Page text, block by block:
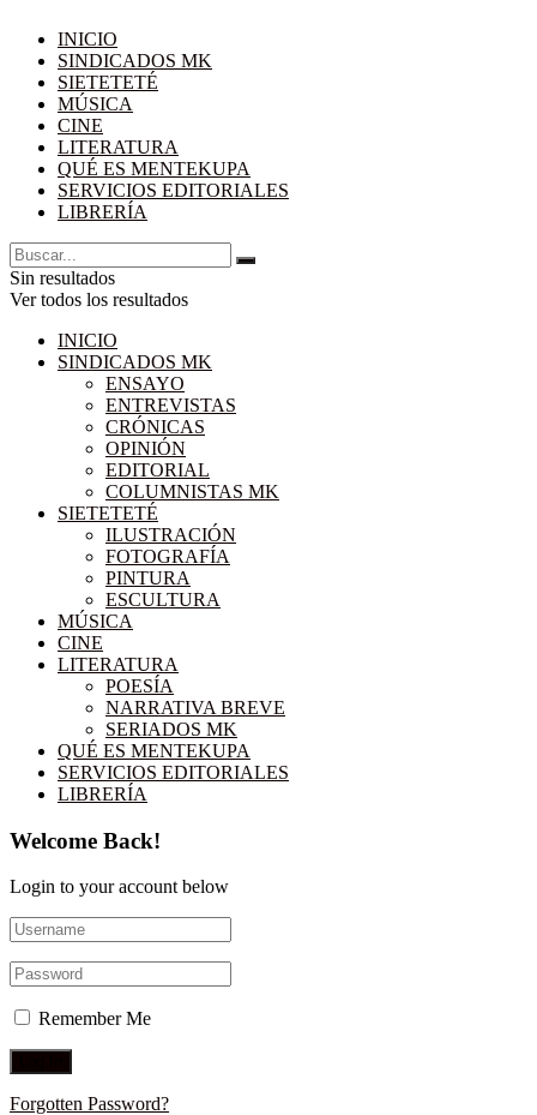
INICIO
SINDICADOS MK
SIETETETÉ
MÚSICA
CINE
LITERATURA
QUÉ ES MENTEKUPA
SERVICIOS EDITORIALES
LIBRERÍA
Sin resultados
Ver todos los resultados
INICIO
SINDICADOS MK
ENSAYO
ENTREVISTAS
CRÓNICAS
OPINIÓN
EDITORIAL
COLUMNISTAS MK
SIETETETÉ
ILUSTRACIÓN
FOTOGRAFÍA
PINTURA
ESCULTURA
MÚSICA
CINE
LITERATURA
POESÍA
NARRATIVA BREVE
SERIADOS MK
QUÉ ES MENTEKUPA
SERVICIOS EDITORIALES
LIBRERÍA
Welcome Back!
Login to your account below
Remember Me
Forgotten Password?